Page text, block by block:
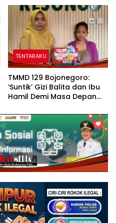
Kesehatan Reproduksi di
Kesongo
TENTARAKU
TMMD 129 Bojonegoro:
‘Suntik’ Gizi Balita dan Ibu
Hamil Demi Masa Depan